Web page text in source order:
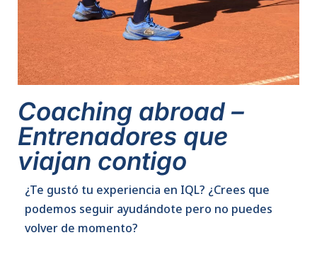
Coaching abroad –
Entrenadores que
viajan contigo
¿Te gustó tu experiencia en IQL? ¿Crees que
podemos seguir ayudándote pero no puedes
volver de momento?